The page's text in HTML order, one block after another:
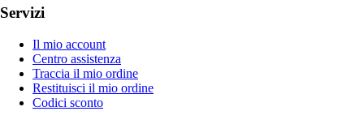
Servizi
Il mio account
Centro assistenza
Traccia il mio ordine
Restituisci il mio ordine
Codici sconto